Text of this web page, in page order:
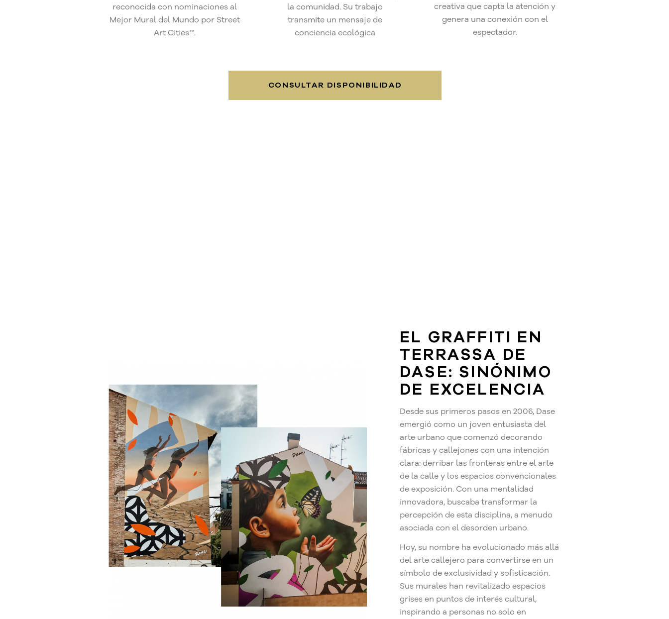
reconocida con nominaciones al
Mejor Mural del Mundo por Street
Art Cities™.
la comunidad. Su trabajo
transmite un mensaje de
conciencia ecológica
creativa que capta la atención y
genera una conexión con el
espectador.
CONSULTAR DISPONIBILIDAD
EL GRAFFITI EN
TERRASSA DE
DASE: SINÓNIMO
DE EXCELENCIA
Desde sus primeros pasos en 2006, Dase
emergió como un joven entusiasta del
arte urbano que comenzó decorando
fábricas y callejones con una intención
clara: derribar las fronteras entre el arte
de la calle y los espacios convencionales
de exposición. Con una mentalidad
innovadora, buscaba transformar la
percepción de esta disciplina, a menudo
asociada con el desorden urbano.
Hoy, su nombre ha evolucionado más allá
del arte callejero para convertirse en un
símbolo de exclusividad y sofisticación.
Sus murales han revitalizado espacios
grises en puntos de interés cultural,
inspirando a personas no solo en